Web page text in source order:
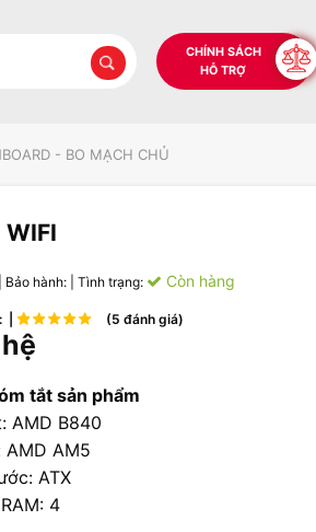
CHÍNH SÁCH
HỖ TRỢ
- BO MẠCH CHỦ
| Bảo hành: | Tình trạng: Còn hàng
| (5 đánh giá)
tắt sản phẩm
AMD B840
AMD AM5
ATX
4